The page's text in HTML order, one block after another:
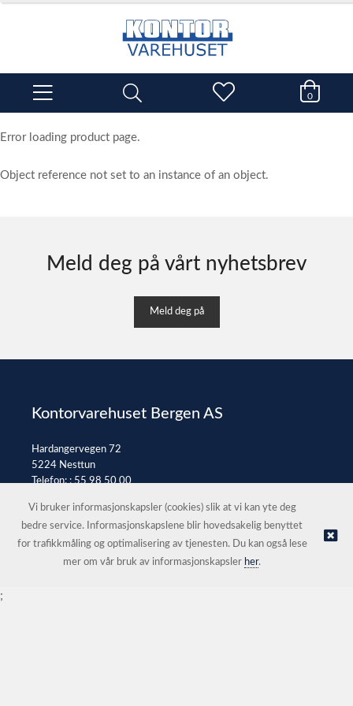
0
Error loading product page.
Object reference not set to an instance of an object.
Meld deg på vårt nyhetsbrev
Meld deg på
Kontorvarehuset Bergen AS
Hardangervegen 72
5224 Nesttun
Telefon: :55 98 50 00
© Kontorvarehuset Bergen AS |Nettbutikk levert av Kréatif
Vi bruker informasjonskapsler (cookies) slik at vi kan yte deg
bedre service. Informasjonskapslene blir hovedsakelig benyttet
for trafikkmåling og optimalisering av tjenesten. Du kan også lese
mer om vår bruk av informasjonskapsler her.
;